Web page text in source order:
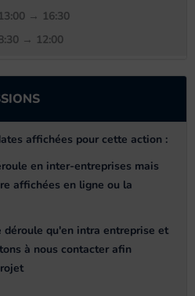
13:00 → 16:30
→ 12:00
affichées pour cette action :
en inter-entreprises mais
affichées en ligne ou la
qu'en intra entreprise et
à nous contacter afin